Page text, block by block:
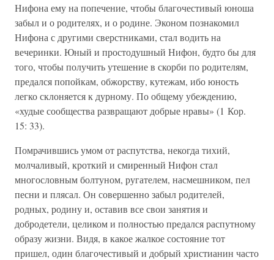
Нифона ему на попечение, чтобы благочестивый юноша
забыл и о родителях, и о родине. Эконом познакомил
Нифона с другими сверстниками, стал водить на
вечеринки. Юный и простодушный Нифон, будто бы для
того, чтобы получить утешение в скорби по родителям,
предался попойкам, обжорству, кутежам, ибо юность
легко склоняется к дурному. По общему убеждению,
«худые сообщества развращают добрые нравы» (1 Кор.
15: 33).
Помрачившись умом от распутства, некогда тихий,
молчаливый, кроткий и смиренный Нифон стал
многословным болтуном, ругателем, насмешником, пел
песни и плясал. Он совершенно забыл родителей,
родных, родину и, оставив все свои занятия и
добродетели, целиком и полностью предался распутному
образу жизни. Видя, в какое жалкое состояние тот
пришел, один благочестивый и добрый христианин часто